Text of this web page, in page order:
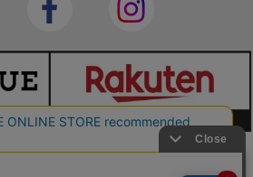
・画像等の無断での複製・転載を禁止します。